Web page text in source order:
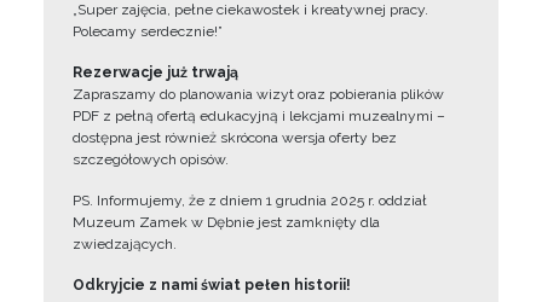
„Super zajęcia, pełne ciekawostek i kreatywnej pracy.
Polecamy serdecznie!”
Rezerwacje już trwają
Zapraszamy do planowania wizyt oraz pobierania plików
PDF z pełną ofertą edukacyjną i lekcjami muzealnymi –
dostępna jest również skrócona wersja oferty bez
szczegółowych opisów.
PS. Informujemy, że z dniem 1 grudnia 2025 r. oddział
Muzeum Zamek w Dębnie jest zamknięty dla
zwiedzających.
Odkryjcie z nami świat pełen historii!